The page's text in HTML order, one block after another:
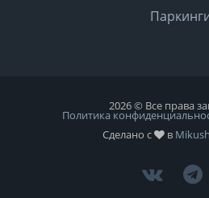
2026 © Все права
Политика
Сделано с
в